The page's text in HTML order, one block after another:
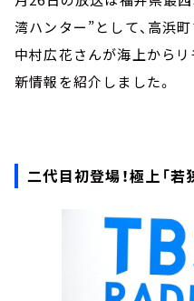
湾ハンター”として、高浜
中村広花さんが海上からリ
新情報を紹介しました。
二代目初登場！極上「若